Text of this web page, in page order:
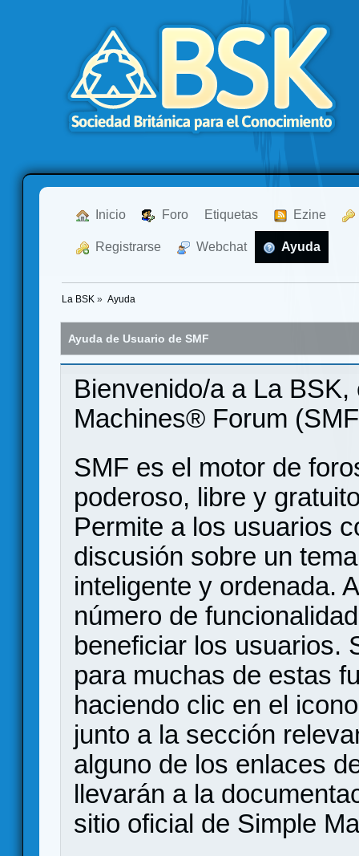
Inicio Foro Etiquetas Ezine
Registrarse Webchat Ayuda
La BSK » Ayuda
Ayuda de Usuario de SMF
Bienvenido/a a La
Machines® Forum
SMF es el motor de
poderoso, libre y
Permite a los usuarios
discusión sobre un
inteligente y ordenada.
número de
beneficiar los usuarios.
para muchas de estas
haciendo clic en el
junto a la sección
alguno de los enlaces
llevarán a la
sitio oficial de Simple